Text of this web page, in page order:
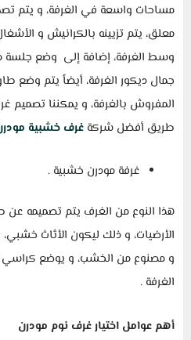
مساحات واسعة في الغرفة، و يتم
معلق، يتم تزيينه بالكرانيش و
وسط الغرفة، إضافة إلى وضع جلسة
جمال ديكور الغرفة، أيضاً يتم وضع
المفروش بالغرفة، و يمكننا تصميم
طريق أفضل شركة غرف خشبية
غرفة مودرن خشبية .
هذا النوع من الغرف يتم تصميمه عن
الأرضيات، و ذلك ليكون الأثاث
و مصنوع من الخشب، و يوضع كراسي
الغرفة .
أهم عوامل اختيار غرف نوم مودرن